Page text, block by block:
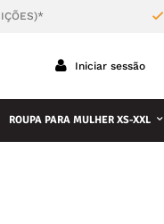
Iniciar sessão
ROUPA PARA MULHER XS-XXL